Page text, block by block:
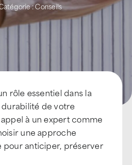
:Conseils
rôle essentiel dans la
de votre
à un expert comme
une approche
pour anticiper, préserver